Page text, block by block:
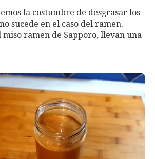
la costumbre de desgrasar los
sucede en el caso del ramen.
miso ramen de Sapporo, llevan una